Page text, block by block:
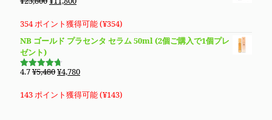
た。
す。
格
¥28,400
で
た。
格
は
¥19,800
価
は
¥23,800
で
た。
の
格
¥11,800
す。
354 ポイント獲得可能 (¥354)
NB ゴールド プラセンタ セラム 50ml (2個ご購入で1個プレ
ゼント)
5段階で
4.7¥5,480元
価
¥4,780現
の
143 ポイント獲得可能 (¥143)